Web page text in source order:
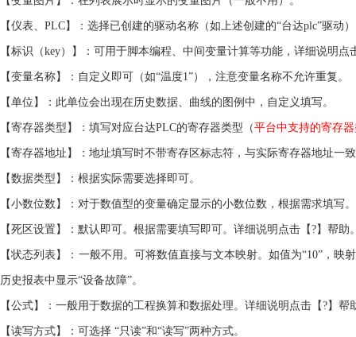
【仪表、 PLC】：选择已创建的驱动名称（如上述创建的“台达plc”驱动）
【标识（key）】：可用于脚本编程、中间变量计算等功能，详细说明点
【变量名称】：自定义即可 （如“温度1”）， 注意变量名称不允许重复 。
【单位】： 此单位会出现在历史数据、曲线的图例中， 自定义填写。
【寄存器类型】：填写对应台达PLC的寄存器类型 （平台中支持的寄存
【寄存器地址】：地址填写时不带寄存区标志符，与实际寄存器地址一
【数据类型】：根据实际需要选择即可。
【小数位数】： 对于数值型的变量确定显示的小数位数， 根据需求填写。
【死区设置】：默认即可。根据需要填写即可。 详细说明点击【?】 帮助
【状态列表】： 一般不用 。可将数值直接与文本映射。如值为“10”，映
历史报表中显示“设备故障”。
【公式】： 一般用于数据的工程换算和数据处理。 详细说明点击【?】 帮
【读写方式】： 可选择 “只读”和“读写”两种方式。